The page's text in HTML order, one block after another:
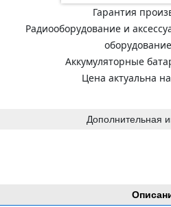
Гарантия
Радиооборудование и
Аккумуляторные
Цена актуальна
Дополнительная